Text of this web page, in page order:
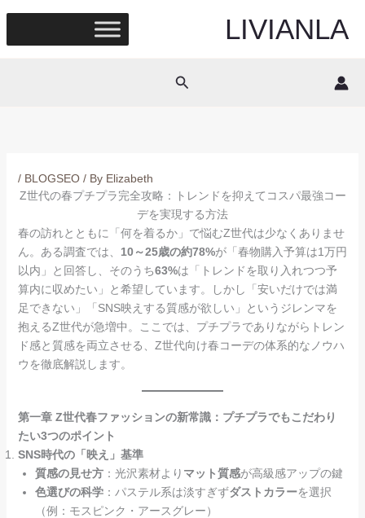
content
LIVIANLA
Search
/ BLOGSEO/ By Elizabeth
Z世代の春プチプラ完全攻略：トレンドを抑えてコスパ最強コー
デを実現する方法
春の訪れとともに「何を着るか」で悩むZ世代は少なくありませ
ん。ある調査では、 10～25歳の約78%が「春物購入予算は1万円
以内」と回答し、そのうち63%は「トレンドを取り入れつつ予
算内に収めたい」と希望しています。しかし「安いだけでは満
足できない」「SNS映えする質感が欲しい」というジレンマを
抱えるZ世代が急増中。ここでは、プチプラでありながらトレン
ド感と質感を両立させる、Z世代向け春コーデの体系的なノウハ
ウを徹底解説します。
第一章 Z世代春ファッションの新常識：プチプラでもこだわり
たい3つのポイント
SNS時代の「映え」基準
質感の見せ方：光沢素材より マット質感が高級感アップの鍵
色選びの科学：パステル系は淡すぎずダストカラーを選択
（例：モスピンク・アースグレー）